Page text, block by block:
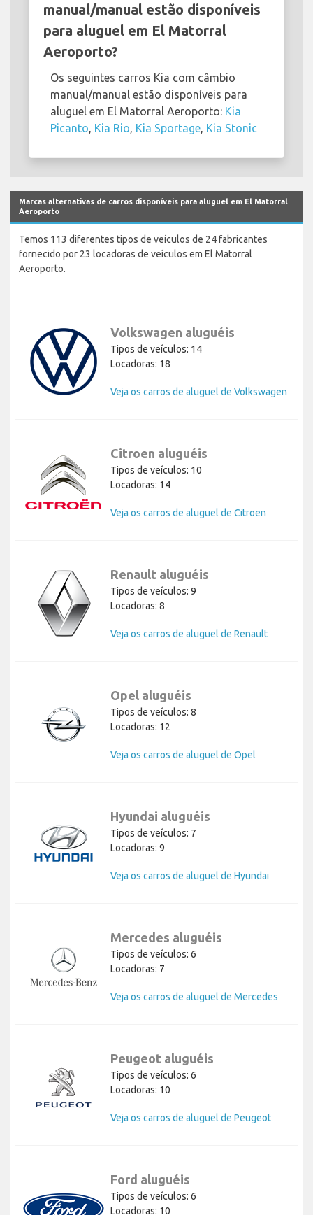
manual/manual estão disponíveis
para aluguel em El Matorral
Aeroporto?
Os seguintes carros Kia com câmbio
manual/manual estão disponíveis para
aluguel em El Matorral Aeroporto: Kia
Picanto Kia Rio Kia Sportage Kia Stonic
Marcas alternativas de carros disponíveis para aluguel em El Matorral
Aeroporto
Temos 113 diferentes tipos de veículos de 24 fabricantes
fornecido por 23 locadoras de veículos em El Matorral
Aeroporto.
Volkswagen aluguéis
Tipos de veículos: 14
Locadoras: 18
Veja os carros de aluguel de Volkswagen
Citroen aluguéis
Tipos de veículos: 10
Locadoras: 14
Veja os carros de aluguel de Citroen
Renault aluguéis
Tipos de veículos: 9
Locadoras: 8
Veja os carros de aluguel de Renault
Opel aluguéis
Tipos de veículos: 8
Locadoras: 12
Veja os carros de aluguel de Opel
Hyundai aluguéis
Tipos de veículos: 7
Locadoras: 9
Veja os carros de aluguel de Hyundai
Mercedes aluguéis
Tipos de veículos: 6
Locadoras: 7
Veja os carros de aluguel de Mercedes
Peugeot aluguéis
Tipos de veículos: 6
Locadoras: 10
Veja os carros de aluguel de Peugeot
Ford aluguéis
Tipos de veículos: 6
Locadoras: 10